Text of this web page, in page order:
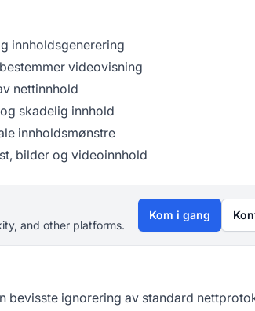
innholdsgenerering
videovisning
nettinnhold
skadelig innhold
innholdsmønstre
bilder og videoinnhold
and other platforms.
Kom i gang
bevisste ignorering av standard